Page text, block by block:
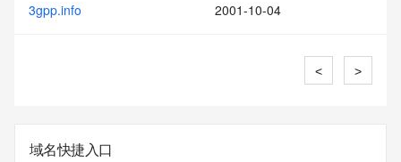
3gpp.info 2001-10-04
< >
域名快捷入口